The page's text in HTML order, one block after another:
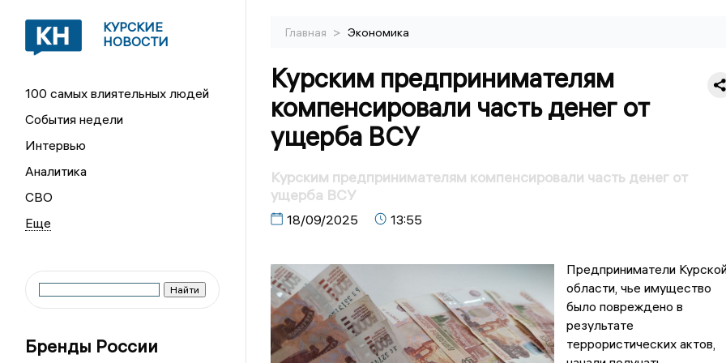
КУРСКИЕ
НОВОСТИ
100 самых влиятельных людей
События недели
Интервью
Аналитика
СВО
Бренды России
Главная > Экономика
Курским предпринимателям
компенсировали часть денег от
ущерба ВСУ
Курским предпринимателям компенсировали часть денег от
ущерба ВСУ
18/09/2025 13:55
Предприниматели
области, чье имущество
было повреждено в
результате
террористических актов,